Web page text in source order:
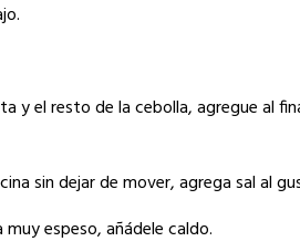
y el resto de la cebolla, agregue al
sin dejar de mover, agrega sal al
espeso, añádele caldo.